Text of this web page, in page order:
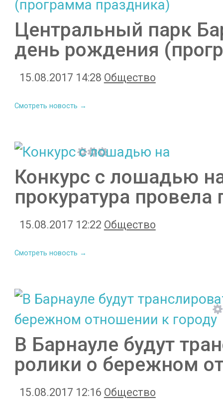
Центральный парк
день рождения
15.08.2017 14:28 Общество
Смотреть новость →
Конкурс с лошадью
прокуратура провела
15.08.2017 12:22 Общество
Смотреть новость →
В Барнауле будут
ролики о бережном
15.08.2017 12:16 Общество